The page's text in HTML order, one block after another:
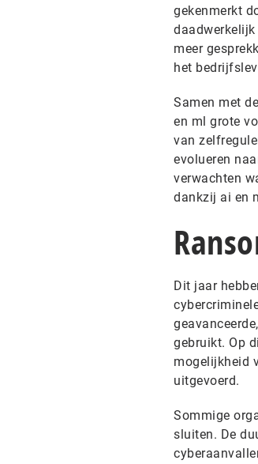
gekenmerkt
meer
het
Samen met
en ml grote
van
evolueren
verwachten
dankzij ai en
Dit jaar
gebruikt. Op
mogelijkheid
uitgevoerd.
Sommige
sluiten. De